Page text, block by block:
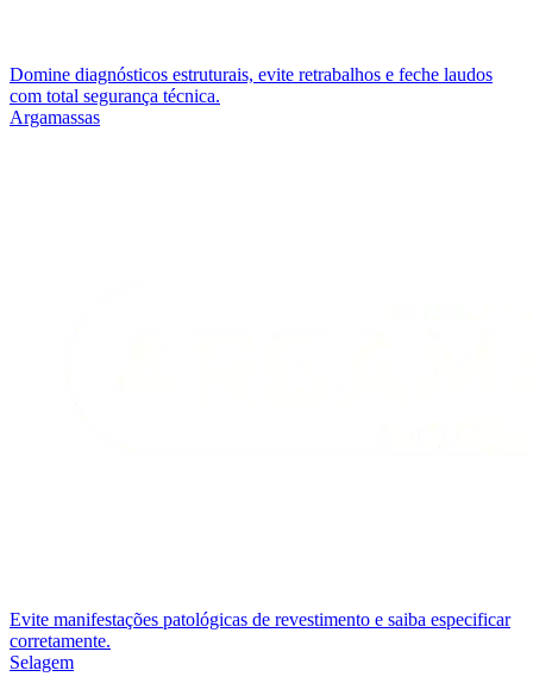
Domine diagnósticos estruturais, evite retrabalhos e feche laudos
com total segurança técnica.
Argamassas
Evite manifestações patológicas de revestimento e saiba especificar
corretamente.
Selagem